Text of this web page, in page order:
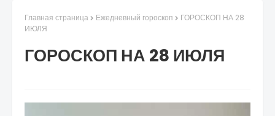
Главная страница Ежедневный гороскоп
ГОРОСКОП НА 28
ИЮЛЯ
ГОРОСКОП НА 28 ИЮЛЯ